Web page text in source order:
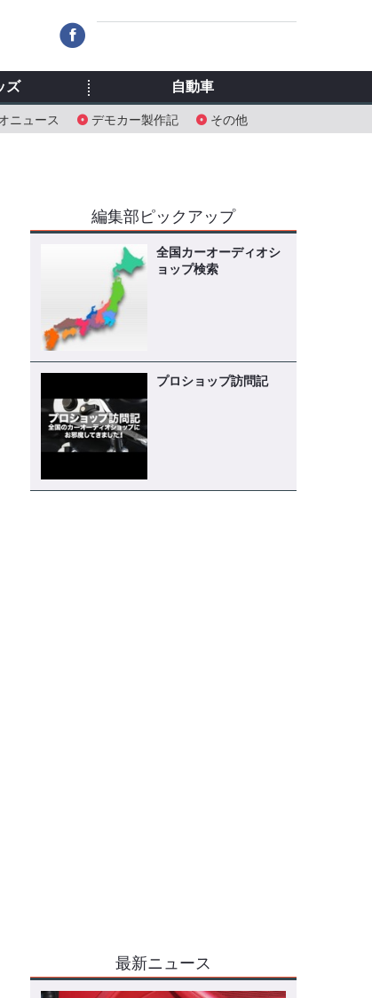
ニュース デモカー製作記 その他
ズ 自動車
編集部ピックアップ
全国カーオーディオシ
ョップ検索
プロショップ訪問記
最新ニュース